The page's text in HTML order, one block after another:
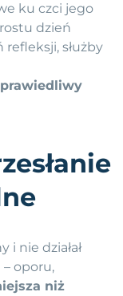
ku czci jego
dzień
refleksji, służby
i nie działał
– oporu,
niż